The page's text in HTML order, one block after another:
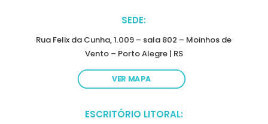
SEDE:
Rua Felix da Cunha, 1.009 – sala 802 – Moinhos de
Vento – Porto Alegre | RS
VER MAPA
ESCRITÓRIO LITORAL: